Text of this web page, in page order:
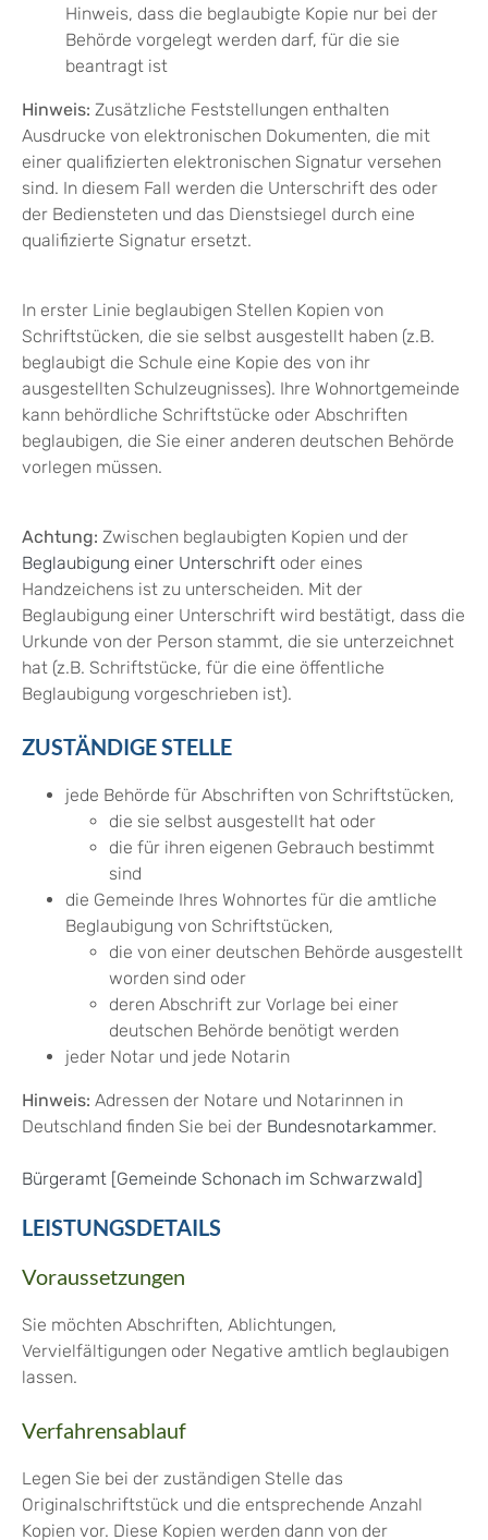
Hinweis, dass die beglaubigte Kopie nur bei der
Behörde vorgelegt werden darf, für die sie
beantragt ist
Hinweis: Zusätzliche Feststellungen enthalten
Ausdrucke von elektronischen Dokumenten, die mit
einer qualifizierten elektronischen Signatur versehen
sind. In diesem Fall werden die Unterschrift des oder
der Bediensteten und das Dienstsiegel durch eine
qualifizierte Signatur ersetzt.
In erster Linie beglaubigen Stellen Kopien von
Schriftstücken, die sie selbst ausgestellt haben (z.B.
beglaubigt die Schule eine Kopie des von ihr
ausgestellten Schulzeugnisses). Ihre Wohnortgemeinde
kann behördliche Schriftstücke oder Abschriften
beglaubigen, die Sie einer anderen deutschen Behörde
vorlegen müssen.
Achtung: Zwischen beglaubigten Kopien und der
Beglaubigung einer Unterschrift oder eines
Handzeichens ist zu unterscheiden. Mit der
Beglaubigung einer Unterschrift wird bestätigt, dass die
Urkunde von der Person stammt, die sie unterzeichnet
hat (z.B. Schriftstücke, für die eine öffentliche
Beglaubigung vorgeschrieben ist).
ZUSTÄNDIGE STELLE
jede Behörde für Abschriften von Schriftstücken,
die sie selbst ausgestellt hat oder
die für ihren eigenen Gebrauch bestimmt
sind
die Gemeinde Ihres Wohnortes für die amtliche
Beglaubigung von Schriftstücken,
die von einer deutschen Behörde ausgestellt
worden sind oder
deren Abschrift zur Vorlage bei einer
deutschen Behörde benötigt werden
jeder Notar und jede Notarin
Hinweis: Adressen der Notare und Notarinnen in
Deutschland finden Sie bei der Bundesnotarkammer.
Bürgeramt [Gemeinde Schonach im Schwarzwald]
LEISTUNGSDETAILS
Voraussetzungen
Sie möchten Abschriften, Ablichtungen,
Vervielfältigungen oder Negative amtlich beglaubigen
lassen.
Verfahrensablauf
Legen Sie bei der zuständigen Stelle das
Originalschriftstück und die entsprechende Anzahl
Kopien vor. Diese Kopien werden dann von der